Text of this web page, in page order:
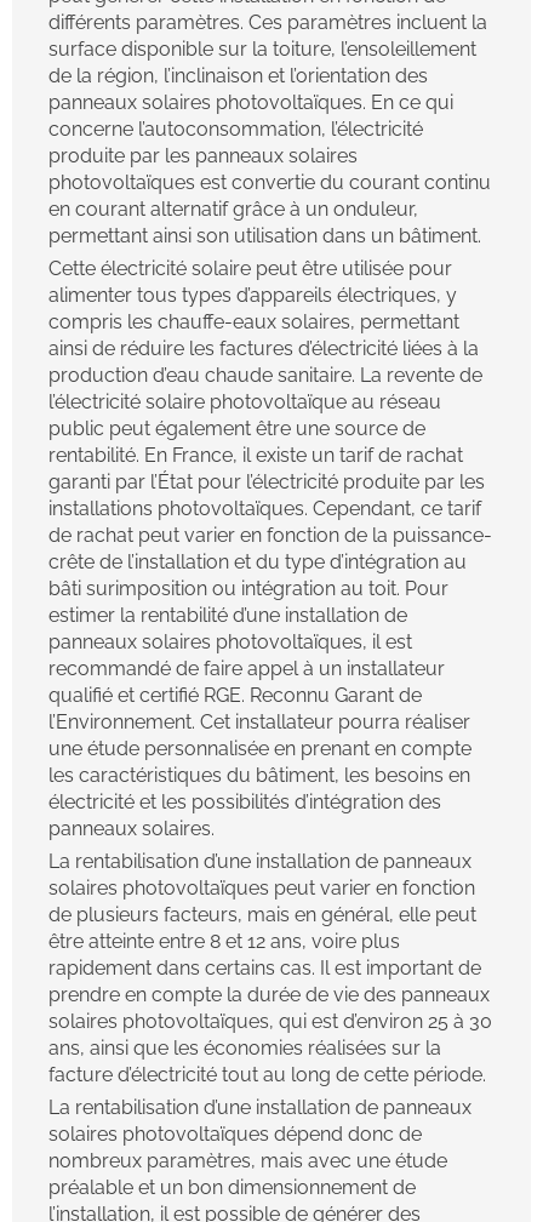
différents paramètres. Ces paramètres incluent la
surface disponible sur la toiture, l’ensoleillement
de la région, l’inclinaison et l’orientation des
panneaux solaires photovoltaïques. En ce qui
concerne l’autoconsommation, l’électricité
produite par les panneaux solaires
photovoltaïques est convertie du courant continu
en courant alternatif grâce à un onduleur,
permettant ainsi son utilisation dans un bâtiment.
Cette électricité solaire peut être utilisée pour
alimenter tous types d’appareils électriques, y
compris les chauffe-eaux solaires, permettant
ainsi de réduire les factures d’électricité liées à la
production d’eau chaude sanitaire. La revente de
l’électricité solaire photovoltaïque au réseau
public peut également être une source de
rentabilité. En France, il existe un tarif de rachat
garanti par l’État pour l’électricité produite par les
installations photovoltaïques. Cependant, ce tarif
de rachat peut varier en fonction de la puissance-
crête de l’installation et du type d’intégration au
bâti surimposition ou intégration au toit. Pour
estimer la rentabilité d’une installation de
panneaux solaires photovoltaïques, il est
recommandé de faire appel à un installateur
qualifié et certifié RGE. Reconnu Garant de
l’Environnement. Cet installateur pourra réaliser
une étude personnalisée en prenant en compte
les caractéristiques du bâtiment, les besoins en
électricité et les possibilités d’intégration des
panneaux solaires.
La rentabilisation d’une installation de panneaux
solaires photovoltaïques peut varier en fonction
de plusieurs facteurs, mais en général, elle peut
être atteinte entre 8 et 12 ans, voire plus
rapidement dans certains cas. Il est important de
prendre en compte la durée de vie des panneaux
solaires photovoltaïques, qui est d’environ 25 à 30
ans, ainsi que les économies réalisées sur la
facture d’électricité tout au long de cette période.
La rentabilisation d’une installation de panneaux
solaires photovoltaïques dépend donc de
nombreux paramètres, mais avec une étude
préalable et un bon dimensionnement de
l’installation, il est possible de générer des